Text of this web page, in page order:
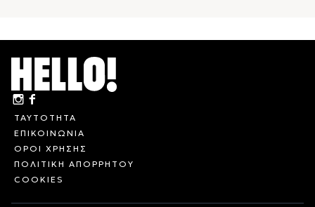
ΤΑΥΤΟΤΗΤΑ
ΕΠΙΚΟΙΝΩΝΙΑ
ΟΡΟΙ ΧΡΗΣΗΣ
ΠΟΛΙΤΙΚΗ ΑΠΟΡΡΗΤΟΥ
COOKIES